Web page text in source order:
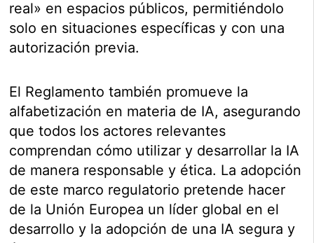
real» en espacios públicos, permitiéndolo
solo en situaciones específicas y con una
autorización previa.
El Reglamento también promueve la
alfabetización en materia de IA, asegurando
que todos los actores relevantes
comprendan cómo utilizar y desarrollar la IA
de manera responsable y ética. La adopción
de este marco regulatorio pretende hacer
de la Unión Europea un líder global en el
desarrollo y la adopción de una IA segura y